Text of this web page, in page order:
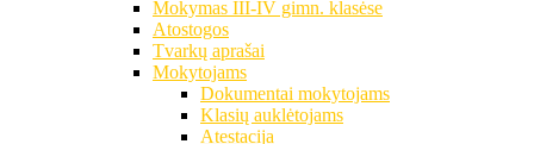
Mokymas III-IV gimn. klasėse
Atostogos
Tvarkų aprašai
Mokytojams
Dokumentai mokytojams
Klasių auklėtojams
Atestacija